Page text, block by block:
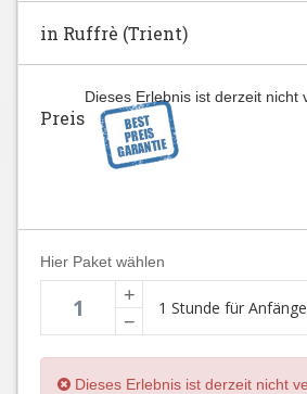
in Ruffrè (Trient)
Dieses Erlebnis ist derzeit nicht
Preis
Hier Paket wählen
+
−
Dieses Erlebnis ist derzeit nicht